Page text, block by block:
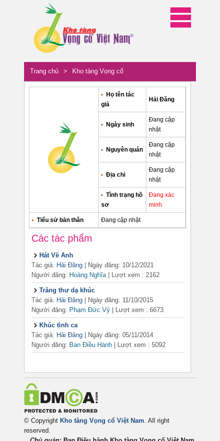
Trang chủ > Kho tàng Vọng cổ
Họ tên tác
giả
Hải Đăng
Ngày sinh
Đang cập
nhật
Nguyên quán
Đang cập
nhật
Địa chỉ
Đang cập
nhật
Tình trạng hồ
sơ
Đang xác
minh
Tiểu sử bản thân Đang cập nhật
Các tác phẩm
Hát Về Anh
Tác giả: Hải Đăng | Ngày đăng: 10/12/2021
Người đăng: Hoàng Nghĩa| Lượt xem : 2162
Trăng thư dạ khúc
Tác giả: Hải Đăng | Ngày đăng: 11/10/2015
Người đăng: Phạm Đức Vỷ Lượt xem : 6673
Khúc tình ca
Tác giả: Hải Đăng | Ngày đăng: 05/11/2014
Người đăng: Ban Điều Hành Lượt xem : 5092
© Copyright Kho tàng Vọng cổ Việt Nam. All right
reserved.